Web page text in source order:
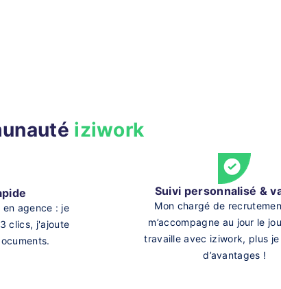
iziwork
en agence : je
clics, j'ajoute
Suivi personnalisé &
Mon chargé de
m’accompagne au jour le
travaille avec iziwork, plus
d’avantages !